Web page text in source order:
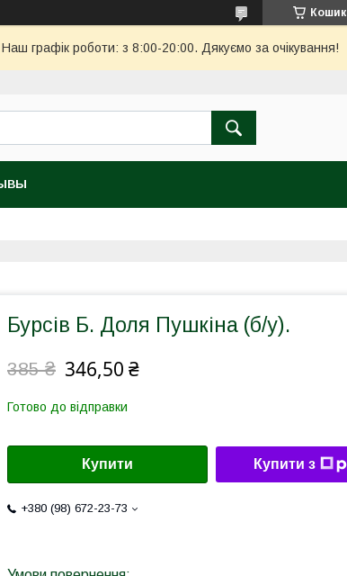
Кошик
графік роботи: з 8:00-20:00. Дякуємо за очікування!
Бурсів Б. Доля Пушкіна (б/у).
385 ₴ 346,50 ₴
Готово до відправки
Купити Купити з
+380 (98) 672-23-73